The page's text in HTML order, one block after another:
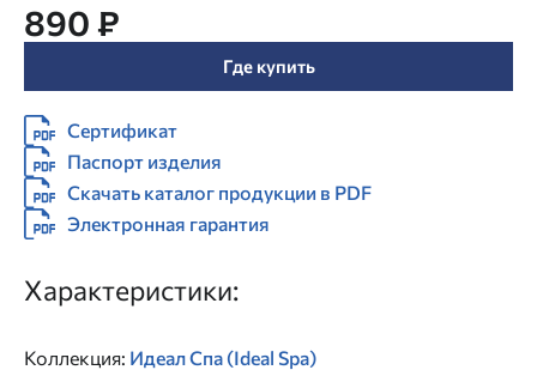
890 ₽
Где купить
Сертификат
Паспорт изделия
Скачать каталог продукции в PDF
Электронная гарантия
Характеристики:
Коллекция: Идеал Спа (Ideal Spa)